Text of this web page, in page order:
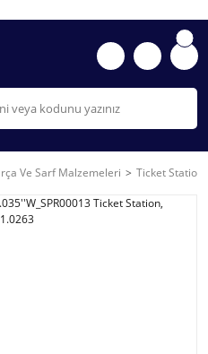
Ve Sarf Malzemeleri Ticket